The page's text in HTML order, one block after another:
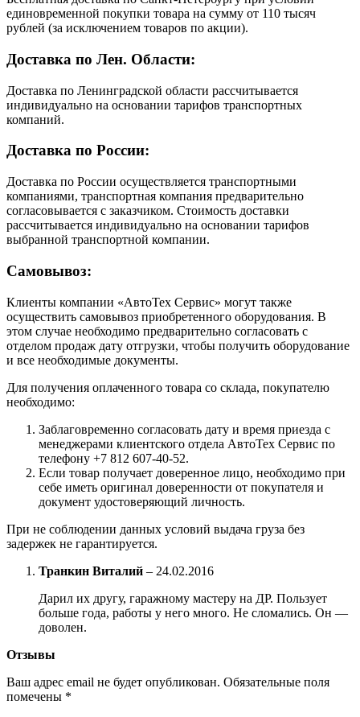
единовременной покупки товара на сумму от 110 тысяч
рублей (за исключением товаров по акции).
Доставка по Лен. Области:
Доставка по Ленинградской области рассчитывается
индивидуально на основании тарифов транспортных
компаний.
Доставка по России:
Доставка по России осуществляется транспортными
компаниями, транспортная компания предварительно
согласовывается с заказчиком. Стоимость доставки
рассчитывается индивидуально на основании тарифов
выбранной транспортной компании.
Самовывоз:
Клиенты компании «АвтоТех Сервис» могут также
осуществить самовывоз приобретенного оборудования. В
этом случае необходимо предварительно согласовать с
отделом продаж дату отгрузки, чтобы получить оборудование
и все необходимые документы.
Для получения оплаченного товара со склада, покупателю
необходимо:
Заблаговременно согласовать дату и время приезда с
менеджерами клиентского отдела АвтоТех Сервис по
телефону +7 812 607-40-52.
Если товар получает доверенное лицо, необходимо при
себе иметь оригинал доверенности от покупателя и
документ удостоверяющий личность.
При не соблюдении данных условий выдача груза без
задержек не гарантируется.
Транкин Виталий – 24.02.2016
Дарил их другу, гаражному мастеру на ДР. Пользует
больше года, работы у него много. Не сломались. Он —
доволен.
Отзывы
Ваш адрес email не будет опубликован. Обязательные поля
помечены *